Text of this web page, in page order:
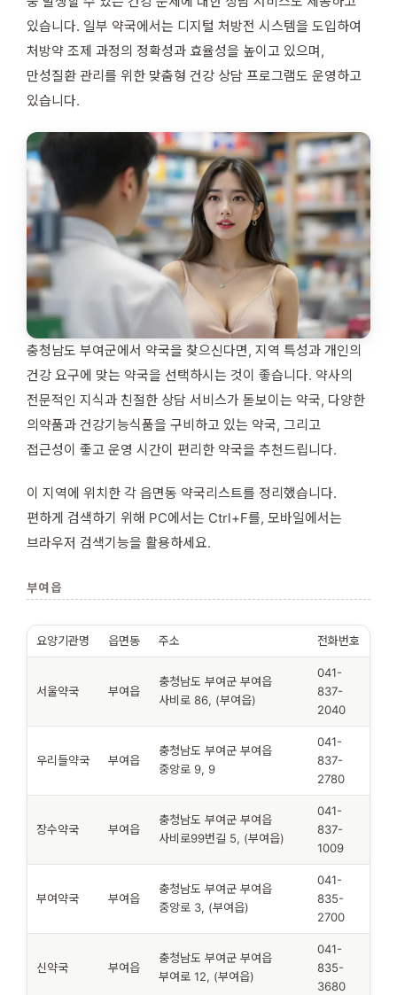
있습니다. 일부 약국에서는 디지털 처방전 시스템을 도입하여
처방약 조제 과정의 정확성과 효율성을 높이고 있으며,
만성질환 관리를 위한 맞춤형 건강 상담 프로그램도 운영하고
있습니다.
충청남도 부여군에서 약국을 찾으신다면, 지역 특성과 개인의
건강 요구에 맞는 약국을 선택하시는 것이 좋습니다. 약사의
전문적인 지식과 친절한 상담 서비스가 돋보이는 약국, 다양한
의약품과 건강기능식품을 구비하고 있는 약국, 그리고
접근성이 좋고 운영 시간이 편리한 약국을 추천드립니다.
이 지역에 위치한 각 읍면동 약국리스트를 정리했습니다.
편하게 검색하기 위해 PC에서는 Ctrl+F를, 모바일에서는
브라우저 검색기능을 활용하세요.
부여읍
요양기관명 읍면동 주소 전화번호
서울약국 부여읍
충청남도 부여군 부여읍
사비로 86, (부여읍)
041-
837-
2040
우리들약국 부여읍
충청남도 부여군 부여읍
중앙로 9, 9
041-
837-
2780
장수약국 부여읍
충청남도 부여군 부여읍
사비로99번길 5, (부여읍)
041-
837-
1009
부여약국 부여읍
충청남도 부여군 부여읍
중앙로 3, (부여읍)
041-
835-
2700
신약국 부여읍
충청남도 부여군 부여읍
부여로 12, (부여읍)
041-
835-
3680